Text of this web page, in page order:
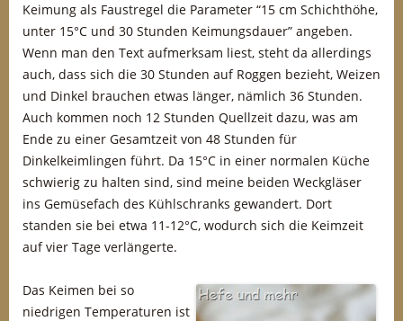
Keimung als Faustregel die Parameter “15 cm Schichthöhe,
unter 15°C und 30 Stunden Keimungsdauer” angeben.
Wenn man den Text aufmerksam liest, steht da allerdings
auch, dass sich die 30 Stunden auf Roggen bezieht, Weizen
und Dinkel brauchen etwas länger, nämlich 36 Stunden.
Auch kommen noch 12 Stunden Quellzeit dazu, was am
Ende zu einer Gesamtzeit von 48 Stunden für
Dinkelkeimlingen führt. Da 15°C in einer normalen Küche
schwierig zu halten sind, sind meine beiden Weckgläser
ins Gemüsefach des Kühlschranks gewandert. Dort
standen sie bei etwa 11-12°C, wodurch sich die Keimzeit
auf vier Tage verlängerte.
Das Keimen bei so
niedrigen Temperaturen ist